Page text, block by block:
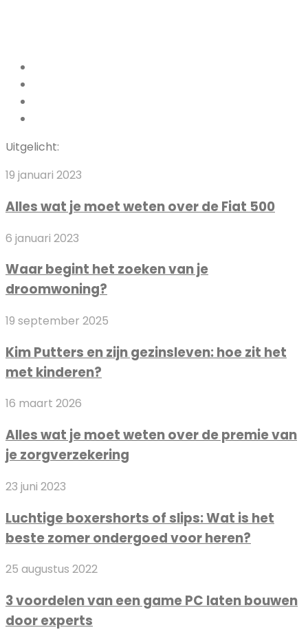
Uitgelicht:
Alles
je
weten
over
de
Fiat
19 januari 2023
Alles wat je moet weten over de Fiat 500
Waar
het
zoeken
je
6 januari 2023
Waar begint het zoeken van je
droomwoning?
Kim
en
zijn
hoe
het
met
19 september 2025
Kim Putters en zijn gezinsleven: hoe zit het
met kinderen?
Alles
je
moet
over
premie
van
zorgverzekering
16 maart 2026
Alles wat je moet weten over de premie van
je zorgverzekering
Luchtige
of
slips:
is
beste
zomer
23 juni 2023
Luchtige boxershorts of slips: Wat is het
beste zomer ondergoed voor heren?
3
van
een
25 augustus 2022
3 voordelen van een game PC laten bouwen
door experts